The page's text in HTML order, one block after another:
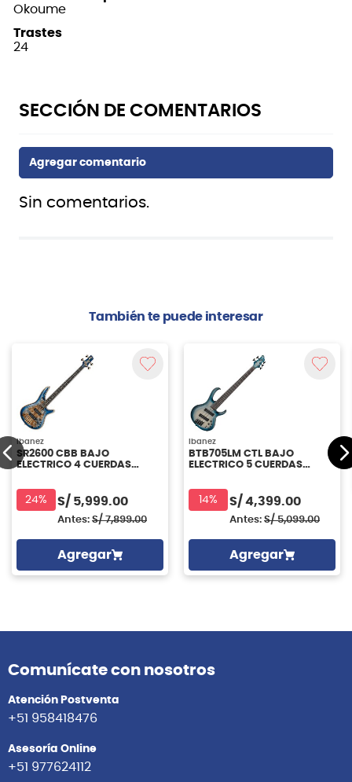
Okoume
Trastes
24
Sin comentarios.
También te puede interesar
Ibanez
SR2600 CBB BAJO
ELECTRICO 4 CUERDAS
24% S/ 5,999.00
Antes: S/ 7,899.00
Agregar
Ibanez
BTB705LM CTL BAJO
ELECTRICO 5 CUERDAS
14% S/ 4,399.00
Antes: S/ 5,099.00
Agregar
Comunícate con nosotros
Atención Postventa
+51 958418476
Asesoría Online
+51 977624112